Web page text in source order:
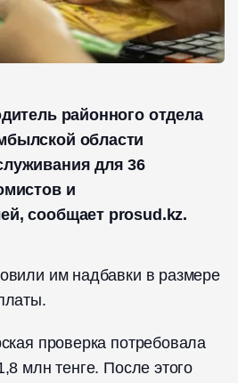
районного отдела
области
для 36
и
сообщает prosud.kz.
им надбавки в размере
проверка потребовала
млн тенге. После этого